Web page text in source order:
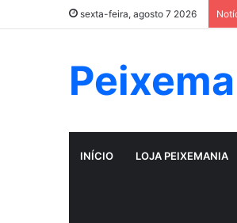
sexta-feira, agosto 7 2026
INÍCIO LOJA PEIXEMANIA